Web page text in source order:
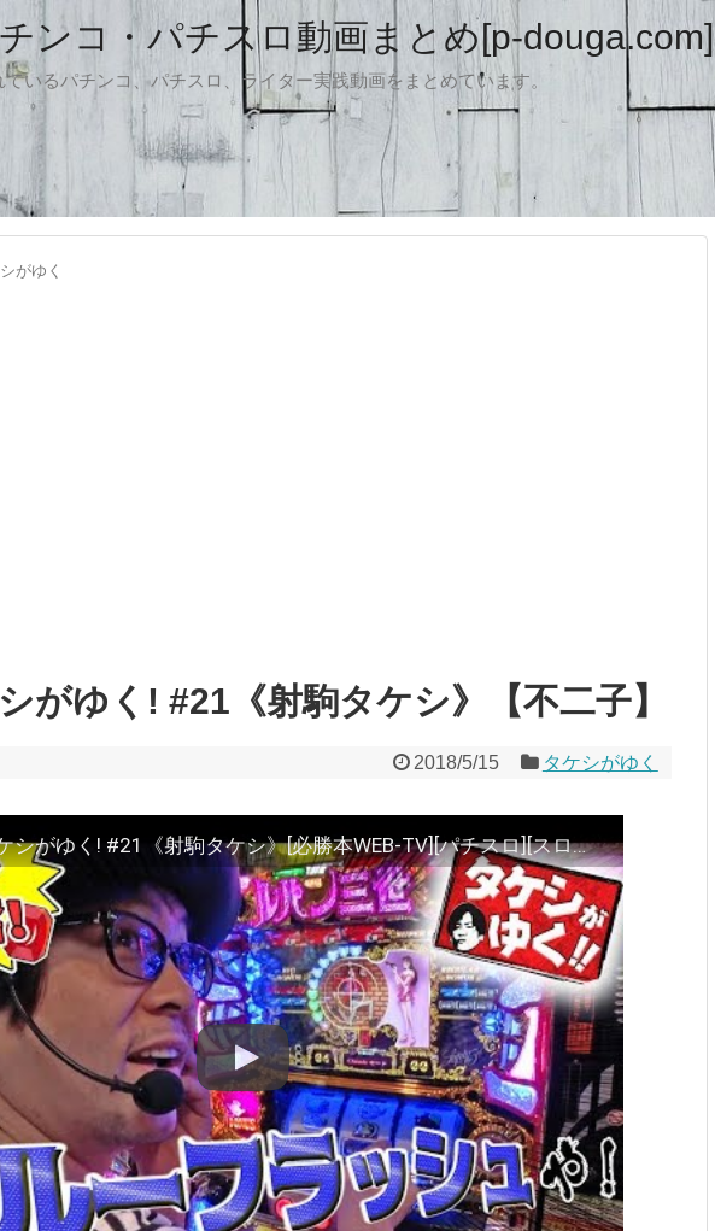
ンコ・パチスロ動画まとめ[p-douga.com]
いるパチンコ、パチスロ、ライター実践動画をまとめています。
がゆく
がゆく! #21《射駒タケシ》【不二子】
2018/5/15 タケシがゆく
【不二子】タケシがゆく! #21《射駒タケシ》[必勝本WEB-TV][パチスロ][スロット]